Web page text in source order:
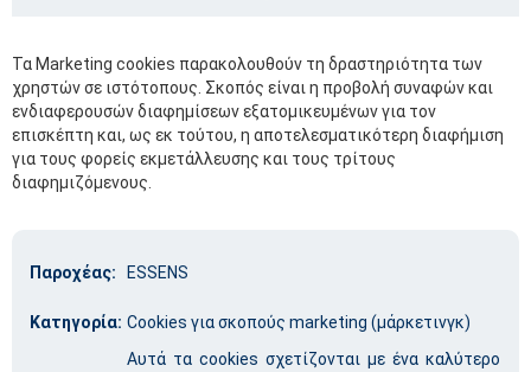
Τα Marketing cookies παρακολουθούν τη δραστηριότητα των
χρηστών σε ιστότοπους. Σκοπός είναι η προβολή συναφών και
ενδιαφερουσών διαφημίσεων εξατομικευμένων για τον
επισκέπτη και, ως εκ τούτου, η αποτελεσματικότερη διαφήμιση
για τους φορείς εκμετάλλευσης και τους τρίτους
διαφημιζόμενους.
Παροχέας: ESSENS
Κατηγορία: Cookies για σκοπούς marketing (μάρκετινγκ)
Αυτά τα cookies σχετίζονται με ένα καλύτερο